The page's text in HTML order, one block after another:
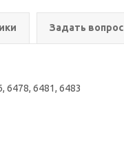
Задать вопрос
6478, 6481, 6483